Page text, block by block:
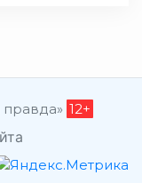
12+